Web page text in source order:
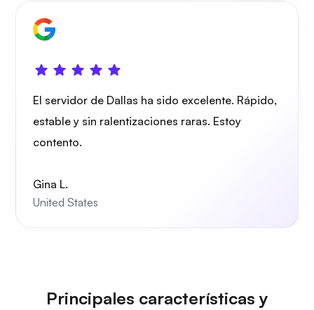
El servidor de Dallas ha sido excelente. Rápido,
estable y sin ralentizaciones raras. Estoy
contento.
Gina L.
United States
Principales características y